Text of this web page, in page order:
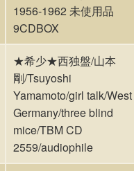
1956-1962 未使用品
9CDBOX
★希少★西独盤/山本
剛/Tsuyoshi
Yamamoto/girl talk/West
Germany/three blind
mice/TBM CD
2559/audiophile